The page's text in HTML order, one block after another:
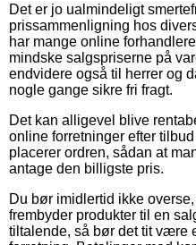
Det er jo ualmindeligt
prissammenligning hos
har mange online
mindske salgspriserne på
endvidere også til herrer og
nogle gange sikre fri fragt.
Det kan alligevel blive
online forretninger efter
placerer ordren, sådan at
antage den billigste pris.
Du bør imidlertid ikke
frembyder produkter til en
tiltalende, så bør det tit være